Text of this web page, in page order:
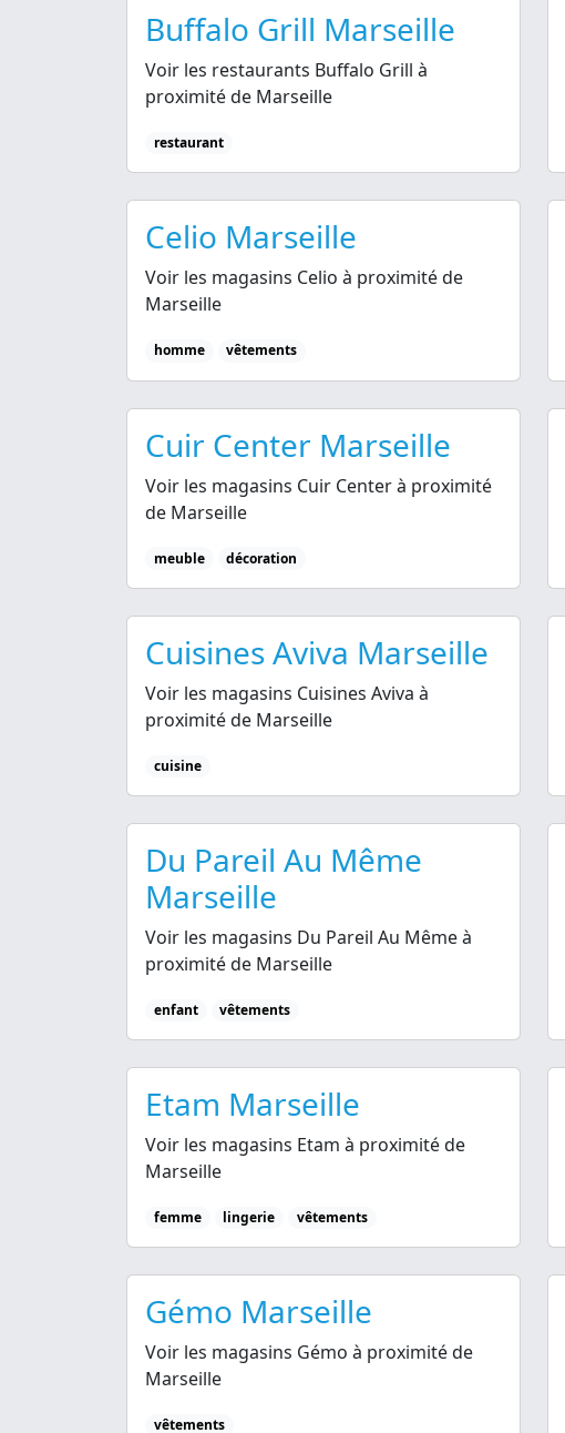
Buffalo Grill Marseille
Voir les restaurants Buffalo Grill à
proximité de Marseille
restaurant
Celio Marseille
Voir les magasins Celio à proximité de
Marseille
homme vêtements
Cuir Center Marseille
Voir les magasins Cuir Center à proximité
de Marseille
meuble décoration
Cuisines Aviva Marseille
Voir les magasins Cuisines Aviva à
proximité de Marseille
cuisine
Du Pareil Au Même
Marseille
Voir les magasins Du Pareil Au Même à
proximité de Marseille
enfant vêtements
Etam Marseille
Voir les magasins Etam à proximité de
Marseille
femme lingerie vêtements
Gémo Marseille
Voir les magasins Gémo à proximité de
Marseille
vêtements